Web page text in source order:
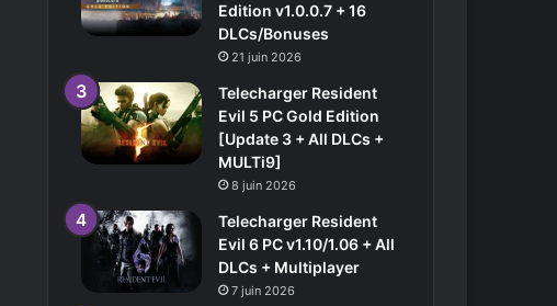
Edition v1.0.0.7 + 16
DLCs/Bonuses
21 juin 2026
Telecharger Resident
Evil 5 PC Gold Edition
[Update 3 + All DLCs +
MULTi9]
8 juin 2026
Telecharger Resident
Evil 6 PC v1.10/1.06 + All
DLCs + Multiplayer
7 juin 2026